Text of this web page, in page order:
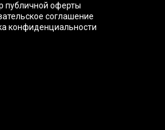
публичной оферты
соглашение
конфиденциальности